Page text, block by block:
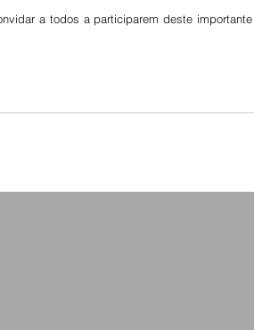
a todos a participarem deste importante